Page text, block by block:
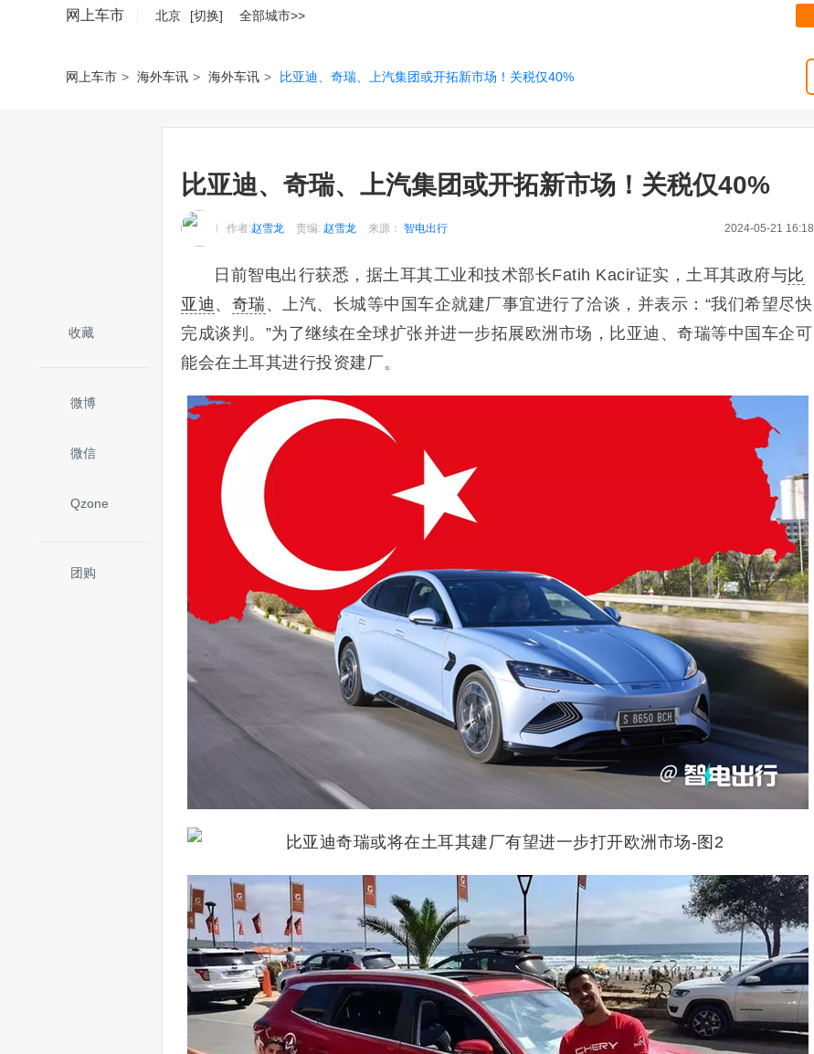
网上车市 北京 [切换] 全部城市>>
网上车市 > 海外车讯 > 海外车讯 > 比亚迪、奇瑞、上汽集团或开拓新市场！关税仅40%
收藏
微博
微信
Qzone
团购
比亚迪、奇瑞、上汽集团或开拓新市场！关税仅40%
作者:赵雪龙 责编: 赵雪龙 来源： 智电出行 2024-05-21 16:18
日前智电出行获悉，据土耳其工业和技术部长Fatih Kacir证实，土耳其政府与比
亚迪 、 奇瑞、上汽、长城等中国车企就建厂事宜进行了洽谈，并表示：“我们希望尽快
完成谈判。”为了继续在全球扩张并进一步拓展欧洲市场，比亚迪、奇瑞等中国车企可
能会在土耳其进行投资建厂。